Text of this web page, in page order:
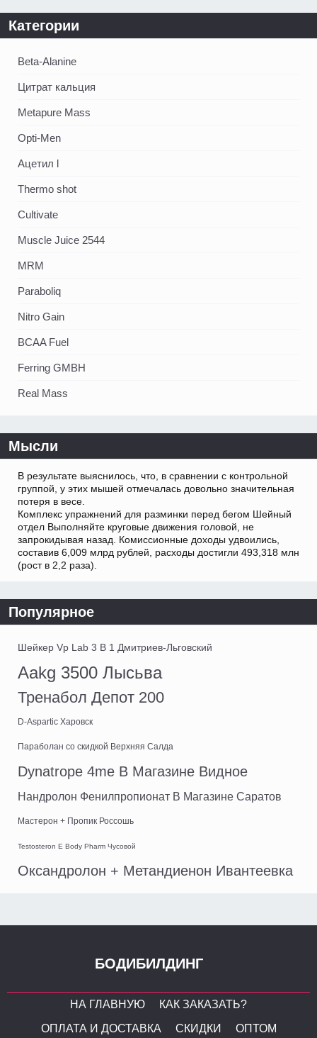
Категории
Beta-Alanine
Цитрат кальция
Metapure Mass
Opti-Men
Ацетил l
Thermo shot
Cultivate
Muscle Juice 2544
MRM
Paraboliq
Nitro Gain
BCAA Fuel
Ferring GMBH
Real Mass
Мысли
В результате выяснилось, что, в сравнении с контрольной
группой, у этих мышей отмечалась довольно значительная
потеря в весе.
Комплекс упражнений для разминки перед бегом Шейный
отдел Выполняйте круговые движения головой, не
запрокидывая назад. Комиссионные доходы удвоились,
составив 6,009 млрд рублей, расходы достигли 493,318 млн
(рост в 2,2 раза).
Популярное
Шейкер Vp Lab 3 В 1 Дмитриев-Льговский
Aakg 3500 Лысьва
Тренабол Депот 200
D-Aspartic Харовск
Параболан со скидкой Верхняя Салда
Dynatrope 4me В Магазине Видное
Нандролон Фенилпропионат В Магазине Саратов
Мастерон + Пропик Россошь
Testosteron E Body Pharm Чусовой
Оксандролон + Метандиенон Ивантеевка
БОДИБИЛДИНГ
НА ГЛАВНУЮ
КАК ЗАКАЗАТЬ?
ОПЛАТА И ДОСТАВКА
СКИДКИ ОПТОМ